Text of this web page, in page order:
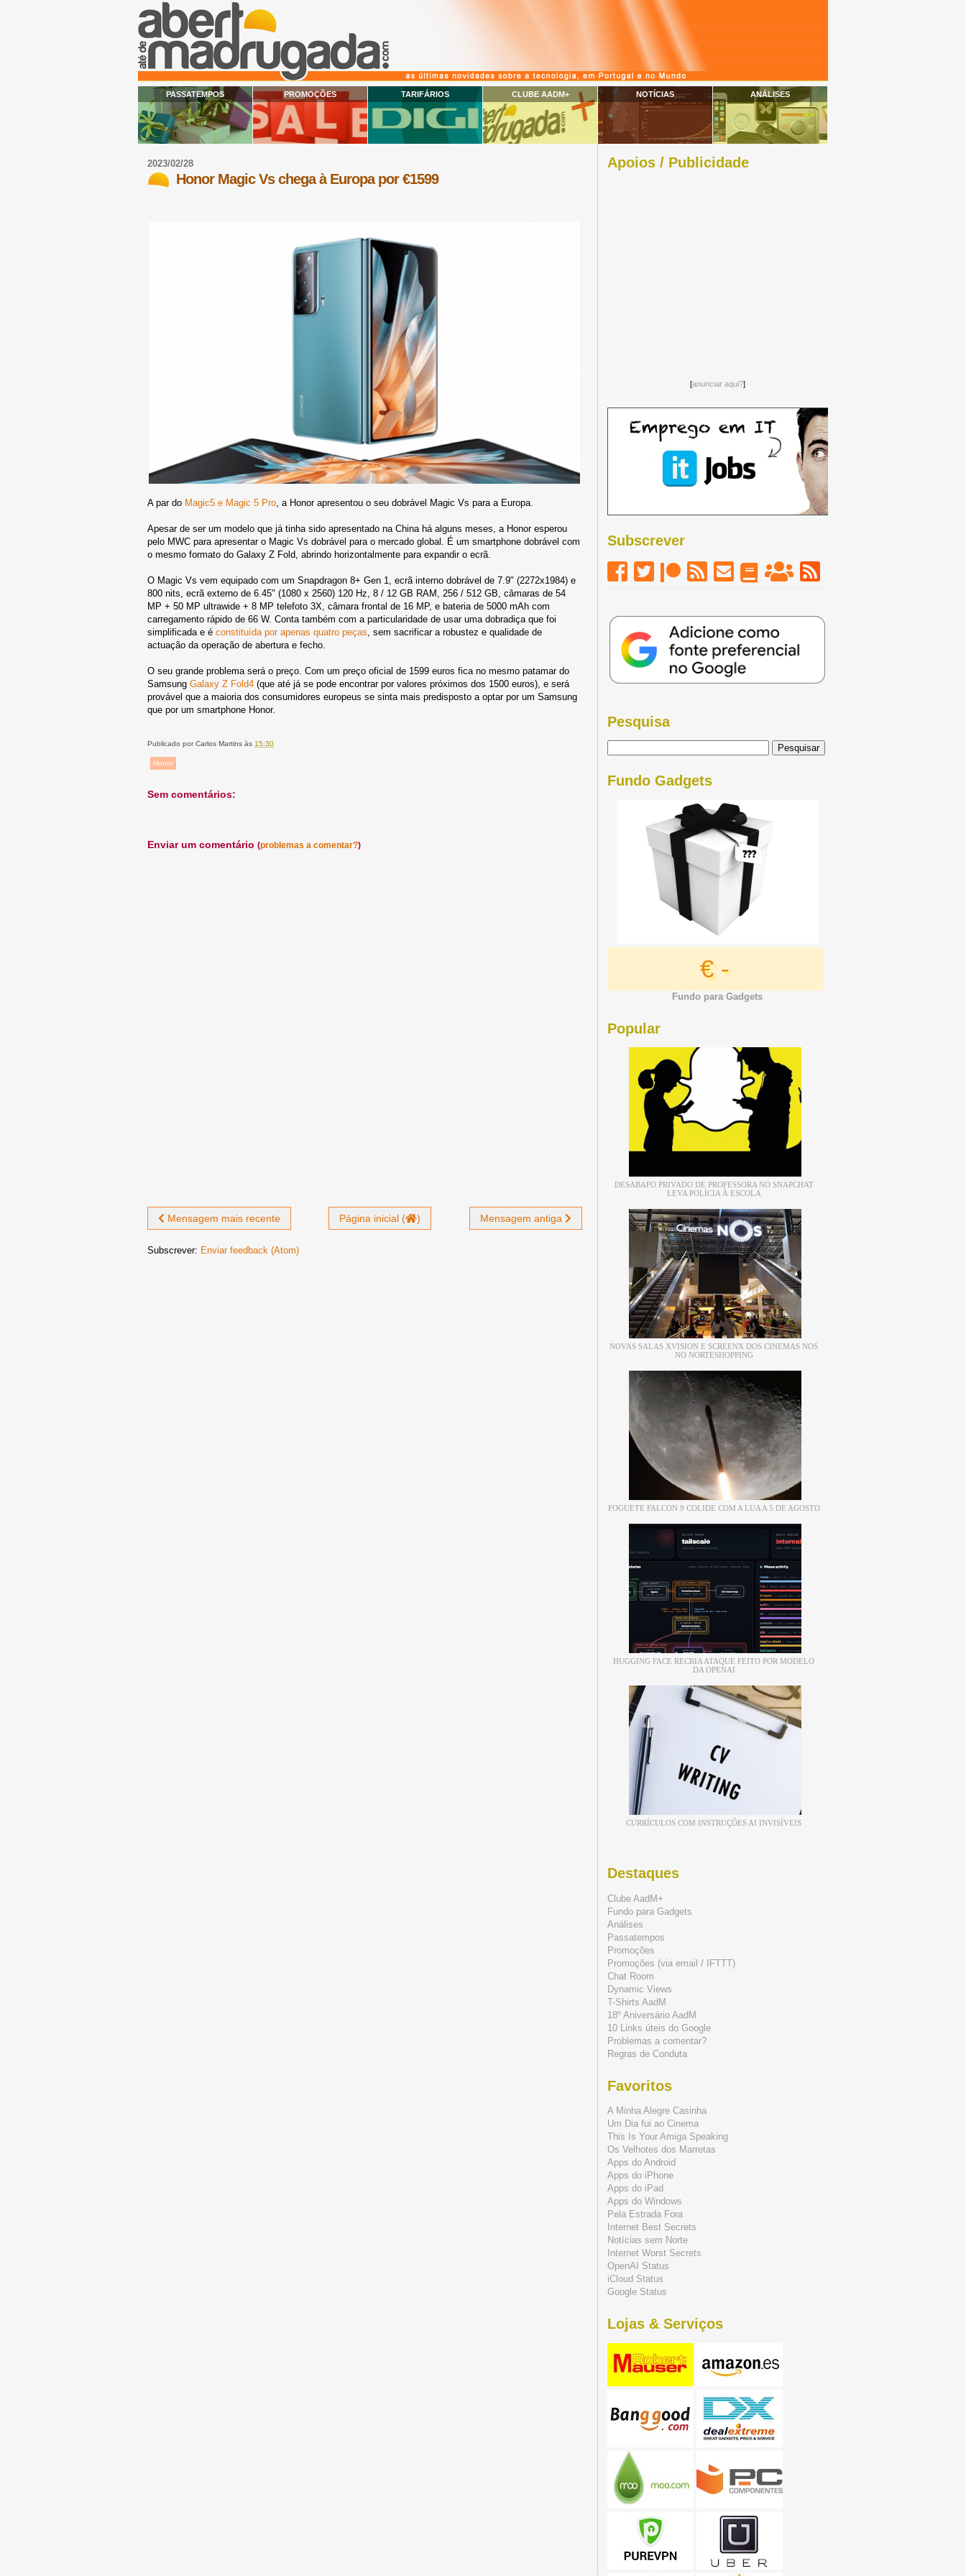
PASSATEMPOS PROMOÇÕES TARIFÁRIOS CLUBE AADM+ NOTÍCIAS ANÁLISES
2023/02/28
Honor Magic Vs chega à Europa por €1599
A par do Magic5 e Magic 5 Pro, a Honor apresentou o seu dobrável Magic Vs para a Europa.
Apesar de ser um modelo que já tinha sido apresentado na China há alguns meses, a Honor esperou
pelo MWC para apresentar o Magic Vs dobrável para o mercado global. É um smartphone dobrável com
o mesmo formato do Galaxy Z Fold, abrindo horizontalmente para expandir o ecrã.
O Magic Vs vem equipado com um Snapdragon 8+ Gen 1, ecrã interno dobrável de 7.9" (2272x1984) e
800 nits, ecrã externo de 6.45" (1080 x 2560) 120 Hz, 8 / 12 GB RAM, 256 / 512 GB, câmaras de 54
MP + 50 MP ultrawide + 8 MP telefoto 3X, câmara frontal de 16 MP, e bateria de 5000 mAh com
carregamento rápido de 66 W. Conta também com a particularidade de usar uma dobradiça que foi
simplificada e é constituída por apenas quatro peças, sem sacrificar a robustez e qualidade de
actuação da operação de abertura e fecho.
O seu grande problema será o preço. Com um preço oficial de 1599 euros fica no mesmo patamar do
Samsung Galaxy Z Fold4 (que até já se pode encontrar por valores próximos dos 1500 euros), e será
provável que a maioria dos consumidores europeus se sinta mais predisposto a optar por um Samsung
que por um smartphone Honor.
Publicado porCarlos Martins às 15:30
Honor
Sem comentários:
Enviar um comentário (problemas a comentar?)
Mensagem mais recente Mensagem antiga
Página inicial ( )
Subscrever: Enviar feedback (Atom)
Apoios / Publicidade
[anunciar aqui?]
Subscrever
Pesquisa
Fundo Gadgets
€ -
Fundo para Gadgets
Popular
DESABAFO PRIVADO DE PROFESSORA NO SNAPCHAT
LEVA POLÍCIA À ESCOLA
NOVAS SALAS XVISION E SCREENX DOS CINEMAS NOS
NO NORTESHOPPING
FOGUETE FALCON 9 COLIDE COM A LUA A 5 DE AGOSTO
HUGGING FACE RECRIA ATAQUE FEITO POR MODELO
DA OPENAI
CURRÍCULOS COM INSTRUÇÕES AI INVISÍVEIS
Destaques
Clube AadM+
Fundo para Gadgets
Análises
Passatempos
Promoções
Promoções (via email / IFTTT)
Chat Room
Dynamic Views
T-Shirts AadM
18º Aniversário AadM
10 Links úteis do Google
Problemas a comentar?
Regras de Conduta
Favoritos
A Minha Alegre Casinha
Um Dia fui ao Cinema
This Is Your Amiga Speaking
Os Velhotes dos Marretas
Apps do Android
Apps do iPhone
Apps do iPad
Apps do Windows
Pela Estrada Fora
Internet Best Secrets
Notícias sem Norte
Internet Worst Secrets
OpenAI Status
iCloud Status
Google Status
Lojas & Serviços